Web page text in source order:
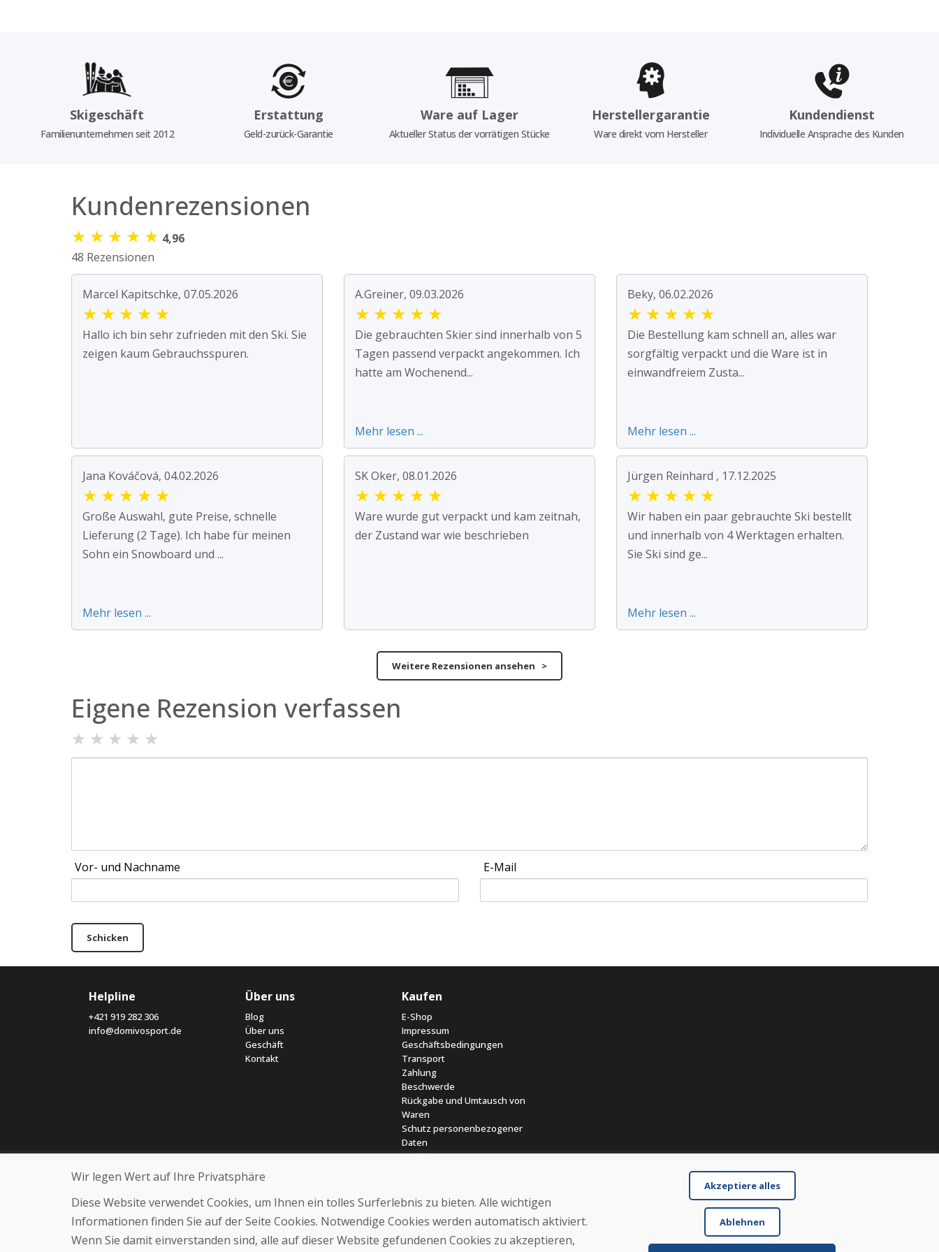
Skigeschäft
Familienunternehmen seit 2012
Erstattung
Geld-zurück-Garantie
Ware auf Lager
Aktueller Status der vorrätigen Stücke
Herstellergarantie
Ware direkt vom Hersteller
Kundendienst
Individuelle Ansprache des Kunden
Kundenrezensionen
★ ★ ★ ★ ★ 4,96
48 Rezensionen
Marcel Kapitschke, 07.05.2026
★ ★ ★ ★ ★
Hallo ich bin sehr zufrieden mit den Ski. Sie
zeigen kaum Gebrauchsspuren.
A.Greiner, 09.03.2026
★ ★ ★ ★ ★
Die gebrauchten Skier sind innerhalb von 5
Tagen passend verpackt angekommen. Ich
hatte am Wochenend...
Mehr lesen ...
Beky, 06.02.2026
★ ★ ★ ★ ★
Die Bestellung kam schnell an, alles war
sorgfältig verpackt und die Ware ist in
einwandfreiem Zusta...
Mehr lesen ...
Jana Kováčová, 04.02.2026
★ ★ ★ ★ ★
Große Auswahl, gute Preise, schnelle
Lieferung (2 Tage). Ich habe für meinen
Sohn ein Snowboard und ...
Mehr lesen ...
SK Oker, 08.01.2026
★ ★ ★ ★ ★
Ware wurde gut verpackt und kam zeitnah,
der Zustand war wie beschrieben
Jürgen Reinhard , 17.12.2025
★ ★ ★ ★ ★
Wir haben ein paar gebrauchte Ski bestellt
und innerhalb von 4 Werktagen erhalten.
Sie Ski sind ge...
Mehr lesen ...
Weitere Rezensionen ansehen >
Eigene Rezension verfassen
★ ★ ★ ★ ★
Vor- und Nachname E-Mail
Schicken
Helpline
+421 919 282 306
info@domivosport.de
Über uns
Blog
Über uns
Geschäft
Kontakt
Kaufen
E-Shop
Impressum
Geschäftsbedingungen
Transport
Zahlung
Beschwerde
Rückgabe und Umtausch von
Waren
Schutz personenbezogener
Daten
Cookies
Wir legen Wert auf Ihre Privatsphäre
Diese Website verwendet Cookies, um Ihnen ein tolles Surferlebnis zu bieten. Alle wichtigen
Informationen finden Sie auf der Seite Cookies. Notwendige Cookies werden automatisch aktiviert.
Wenn Sie damit einverstanden sind, alle auf dieser Website gefundenen Cookies zu akzeptieren,
Akzeptiere alles
Ablehnen